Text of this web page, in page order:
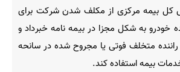
کل بیمه مرکزی از مکلف شدن شرکت برای
خودرو به شکل مجزا در بیمه نامه خبرداد و
متخلف فوتی یا مجروح شده در سانحه
بیمه استفاده کند.